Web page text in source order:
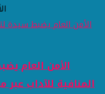
الأمن العام
المنافية للآداب عبر